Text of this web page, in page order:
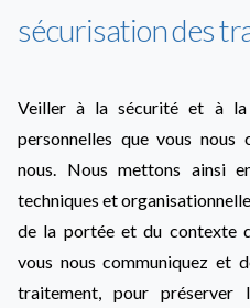
sécurisation des
Veiller à la sécurité et à la
personnelles que vous
nous. Nous mettons ainsi
techniques et
de la portée et du contexte
vous nous communiquez et
traitement, pour préserver